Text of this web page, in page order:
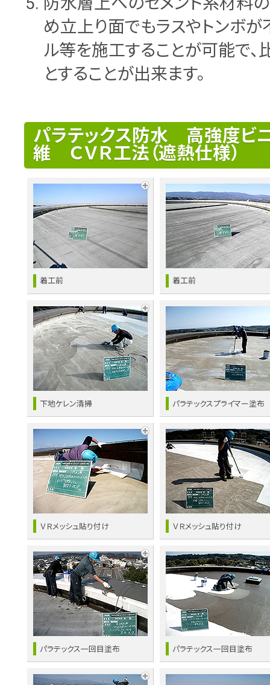
め立上り面でもラスやトンボが
ル等を施工することが可能で
とすることが出来ます。
パラテックス防水 高強度ビ
維 ＣＶＲ工法（遮熱仕様）
着工前 着工前
下地ケレン清掃 パラテックスプライマー塗布
ＶＲメッシュ貼り付け ＶＲメッシュ貼り付け
パラテックス一回目塗布 パラテックス一回目塗布